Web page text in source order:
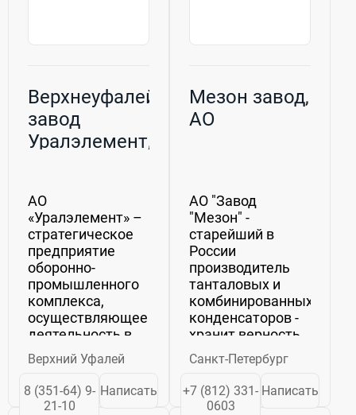
Верхнеуфалейский
завод
Уралэлемент, АО
АО
«Уралэлемент» –
стратегическое
предприятие
оборонно-
промышленного
комплекса,
осуществляющее
деятельность в
сфере
разработки и
производства
химических
Верхний Уфалей
8 (351-64) 9-
21-10
Написать
Мезон завод,
АО
АО "Завод
"Мезон" -
старейший в
России
производитель
танталовых и
комбинированных
конденсаторов -
хранит верность
своим лучшим
традициям по
выпуску
высококачественной
Санкт-Петербург
+7 (812) 331-
0603
Написать